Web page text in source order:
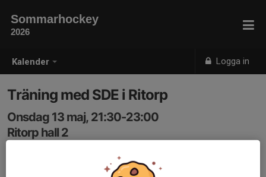
Kalender Logga in
Sommarhockey
2026
Träning med SDE i Ritorp
Onsdag 13 maj, 21:30-23:00
Ritorp hall 2
Samling: 21:00, Ritorp hall 2 (Ulriksdals IP)